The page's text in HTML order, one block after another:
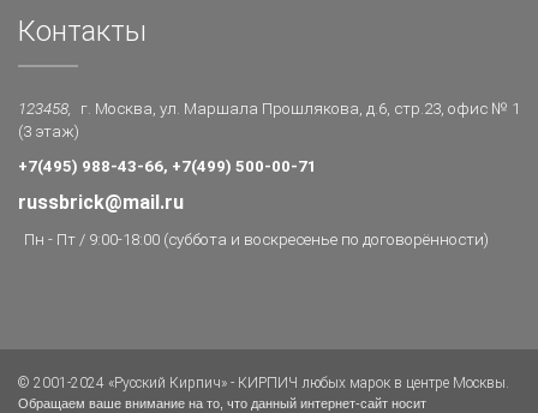
Контакты
123458, г. Москва, ул. Маршала Прошлякова, д.6, стр.23, офис № 1
(3 этаж)
+7(495) 988-43-66, +7(499) 500-00-71
russbrick@mail.ru
Пн - Пт / 9:00-18:00 (суббота и воскресенье по договорённости)
© 2001-2024 «Русский Кирпич» - КИРПИЧ любых марок в центре Москвы.
Обращаем ваше внимание на то, что данный интернет-сайт носит